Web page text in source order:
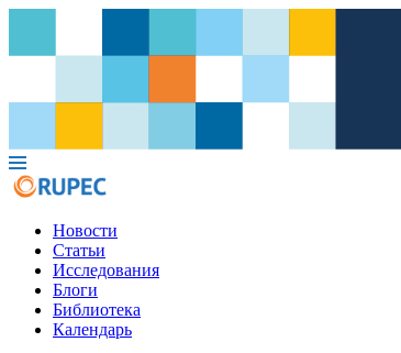
Новости
Статьи
Исследования
Блоги
Библиотека
Календарь